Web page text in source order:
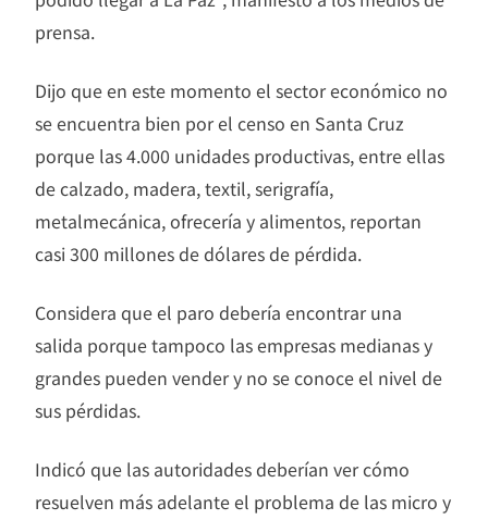
prensa.
Dijo que en este momento el sector económico no
se encuentra bien por el censo en Santa Cruz
porque las 4.000 unidades productivas, entre ellas
de calzado, madera, textil, serigrafía,
metalmecánica, ofrecería y alimentos, reportan
casi 300 millones de dólares de pérdida.
Considera que el paro debería encontrar una
salida porque tampoco las empresas medianas y
grandes pueden vender y no se conoce el nivel de
sus pérdidas.
Indicó que las autoridades deberían ver cómo
resuelven más adelante el problema de las micro y